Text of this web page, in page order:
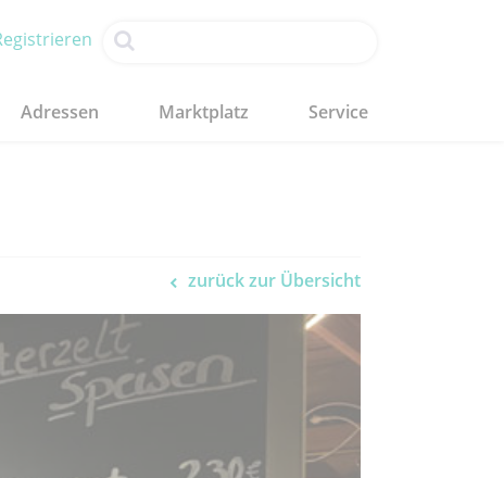
Adressen Marktplatz Service
zurück zur Übersicht